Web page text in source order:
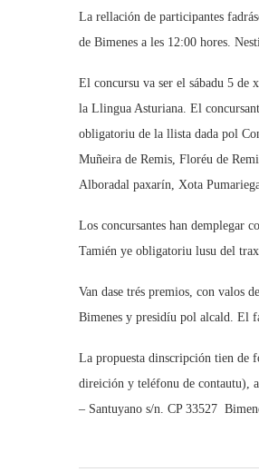
La rellación de participantes
de Bimenes a les 12:00 hores.
El concursu va ser el sábadu 5
la Llingua Asturiana. El
obligatoriu de la llista dada pol
Muñeira de Remis, Floréu de
Alboradal paxarín, Xota
Los concursantes han demplegar
Tamién ye obligatoriu lusu del
Van dase trés premios, con valos
Bimenes y presidíu pol alcald. El
La propuesta dinscripción tien de
direición y teléfonu de contautu),
– Santuyano s/n. CP 33527 